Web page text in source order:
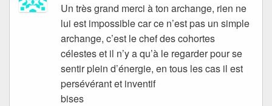
Un très grand merci à ton archange, rien ne
lui est impossible car ce n’est pas un simple
archange, c’est le chef des cohortes
célestes et il n’y a qu’à le regarder pour se
sentir plein d’énergie, en tous les cas il est
persévérant et inventif
bises